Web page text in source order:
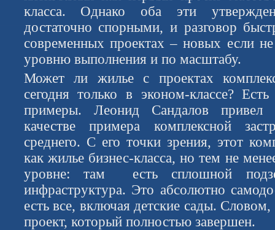
класса. Однако оба эти
достаточно спорными, и разговор
современных проектах – новых если
уровню выполнения и по масштабу.
Может ли жилье с проектах
сегодня только в эконом-классе?
примеры. Леонид Сандалов
качестве примера комплексной
среднего. С его точки зрения, этот
как жилье бизнес-класса, но тем не
уровне: там есть сплошной
инфраструктура. Это абсолютно
есть все, включая детские сады.
проект, который полностью завершен.